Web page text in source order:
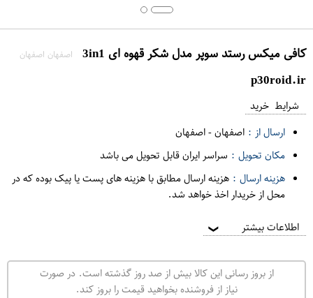
کافی میکس رستد سوپر مدل شکر قهوه ای 3in1 اصفهان اصفهان
p30roid.ir
شرایط خرید
ارسال از : اصفهان-اصفهان
مکان تحویل : سراسر ایران قابل تحویل می باشد
هزینه ارسال : هزینه ارسال مطابق با هزینه های پست یا پیک بوده که در
محل از خریدار اخذ خواهد شد.
اطلاعات بیشتر ❯
از بروز رسانی این کالا بیش از صد روز گذشته است. در صورت
نیاز از فروشنده بخواهید قیمت را بروز کند.